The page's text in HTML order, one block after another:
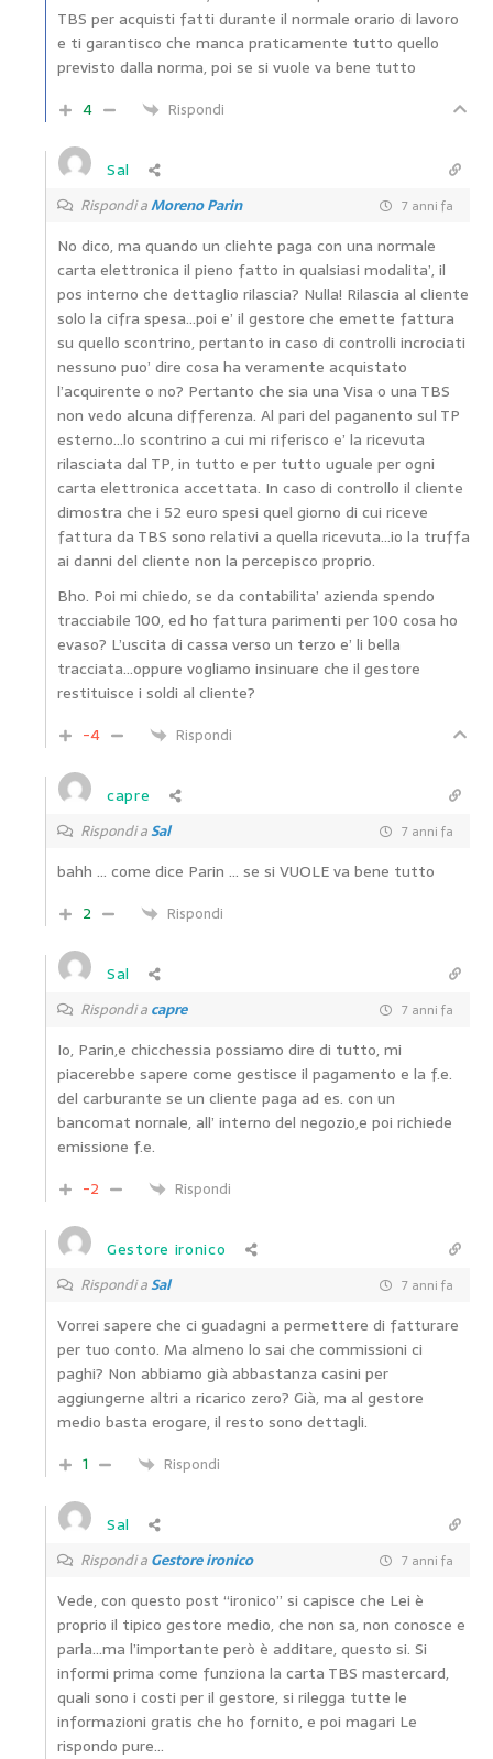
TBS per acquisti fatti durante il normale orario di lavoro
e ti garantisco che manca praticamente tutto quello
previsto dalla norma, poi se si vuole va bene tutto
4
Rispondi
Sal
Rispondi aMoreno Parin 7 anni fa
No dico, ma quando un cliehte paga con una normale
carta elettronica il pieno fatto in qualsiasi modalita’, il
pos interno che dettaglio rilascia? Nulla! Rilascia al cliente
solo la cifra spesa…poi e’ il gestore che emette fattura
su quello scontrino, pertanto in caso di controlli incrociati
nessuno puo’ dire cosa ha veramente acquistato
l’acquirente o no? Pertanto che sia una Visa o una TBS
non vedo alcuna differenza. Al pari del paganento sul TP
esterno…lo scontrino a cui mi riferisco e’ la ricevuta
rilasciata dal TP, in tutto e per tutto uguale per ogni
carta elettronica accettata. In caso di controllo il cliente
dimostra che i 52 euro spesi quel giorno di cui riceve
fattura da TBS sono relativi a quella ricevuta…io la truffa
ai danni del cliente non la percepisco proprio.
Bho. Poi mi chiedo, se da contabilita’ azienda spendo
tracciabile 100, ed ho fattura parimenti per 100 cosa ho
evaso? L’uscita di cassa verso un terzo e’ li bella
tracciata…oppure vogliamo insinuare che il gestore
restituisce i soldi al cliente?
-4
Rispondi
capre
Rispondi aSal 7 anni fa
bahh … come dice Parin … se si VUOLE va bene tutto
2
Rispondi
Sal
Rispondi acapre 7 anni fa
Io, Parin,e chicchessia possiamo dire di tutto, mi
piacerebbe sapere come gestisce il pagamento e la f.e.
del carburante se un cliente paga ad es. con un
bancomat nornale, all’ interno del negozio,e poi richiede
emissione f.e.
-2
Rispondi
Gestore ironico
Rispondi aSal 7 anni fa
Vorrei sapere che ci guadagni a permettere di fatturare
per tuo conto. Ma almeno lo sai che commissioni ci
paghi? Non abbiamo già abbastanza casini per
aggiungerne altri a ricarico zero? Già, ma al gestore
medio basta erogare, il resto sono dettagli.
1
Rispondi
Sal
Rispondi aGestore ironico 7 anni fa
Vede, con questo post “ironico” si capisce che Lei è
proprio il tipico gestore medio, che non sa, non conosce e
parla…ma l’importante però è additare, questo si. Si
informi prima come funziona la carta TBS mastercard,
quali sono i costi per il gestore, si rilegga tutte le
informazioni gratis che ho fornito, e poi magari Le
rispondo pure…